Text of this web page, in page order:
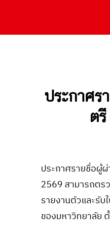
ประกาศร
ต
ประกาศรายชื่อผู้
2569 สามารถตร
รายงานตัวและรับ
ของมหาวิทยาลัย